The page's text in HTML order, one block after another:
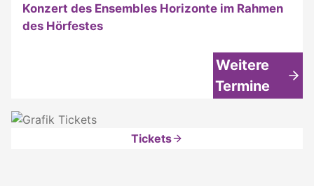
Konzert des Ensembles Horizonte im Rahmen
des Hörfestes
Weitere
Termine
Tickets